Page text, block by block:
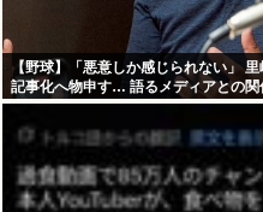
【野球】「悪意しか感じられない」
記事化へ物申す… 語るメディアとの関